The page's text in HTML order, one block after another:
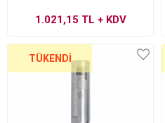
1.021,15 TL + KDV
TÜKENDI